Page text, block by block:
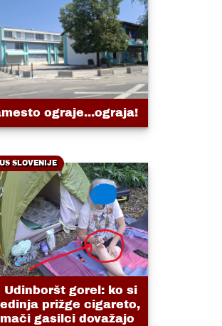
ograje...ograja!
SLOVENIJE
Udinboršt gorel: ko si
prižge cigareto,
gasilci dovažajo